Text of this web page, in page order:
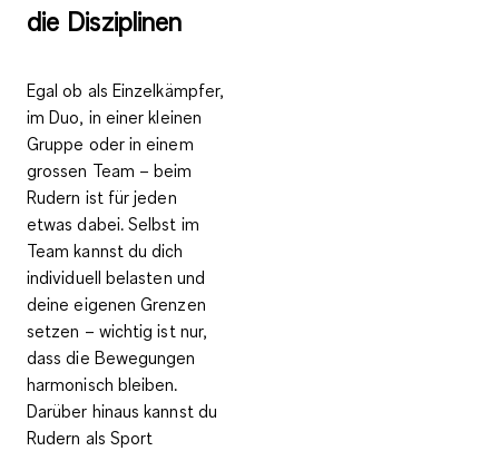
die Disziplinen
Egal ob als Einzelkämpfer,
im Duo, in einer kleinen
Gruppe oder in einem
grossen Team – beim
Rudern ist für jeden
etwas dabei. Selbst im
Team kannst du dich
individuell belasten und
deine eigenen Grenzen
setzen – wichtig ist nur,
dass die Bewegungen
harmonisch bleiben.
Darüber hinaus kannst du
Rudern als Sport